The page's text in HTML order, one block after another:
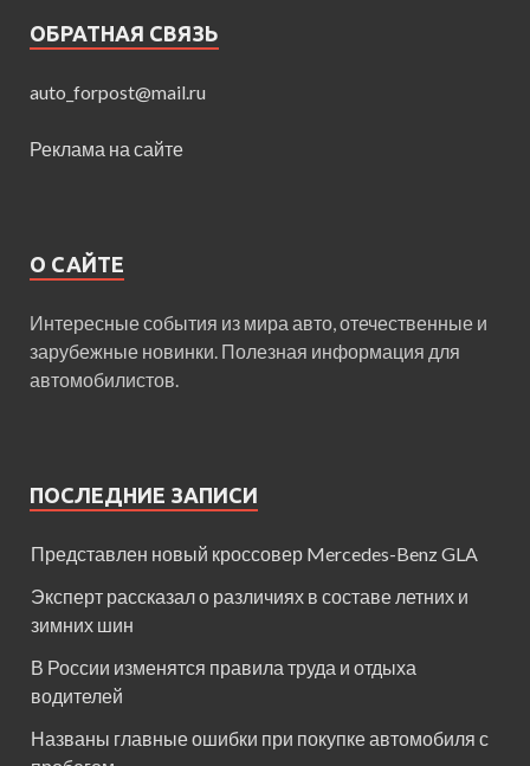
ОБРАТНАЯ СВЯЗЬ
auto_forpost@mail.ru
Реклама на сайте
О САЙТЕ
Интересные события из мира авто, отечественные и
зарубежные новинки. Полезная информация для
автомобилистов.
ПОСЛЕДНИЕ ЗАПИСИ
Представлен новый кроссовер Mercedes-Benz GLA
Эксперт рассказал о различиях в составе летних и
зимних шин
В России изменятся правила труда и отдыха
водителей
Названы главные ошибки при покупке автомобиля с